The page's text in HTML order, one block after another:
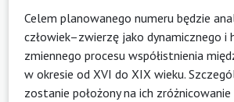
Celem planowanego numeru będzie
człowiek–zwierzę jako dynamicznego i
zmiennego procesu współistnienia
w okresie od XVI do XIX wieku.
zostanie położony na ich